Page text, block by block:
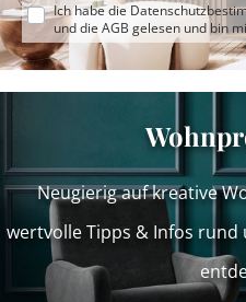
Ich habe die
und die AGB gelesen und bin
Neugierig auf kreative
wertvolle Tipps & Infos rund